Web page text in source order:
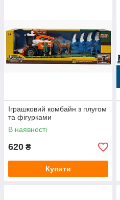
Іграшковий комбайн з плугом
та фігурками
В наявності
620 ₴
Купити